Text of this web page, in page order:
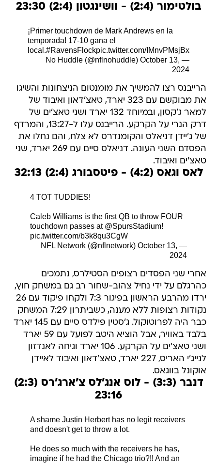
בולטימור (2:4) - וושינגטון (2:4) 23:30
¡Primer touchdown de Mark Andrews en la
temporada! 17-10 gana el
local.#RavensFlockpic.twitter.com/IMnvPMsjBx
— No Huddle (@nflnohuddle)
October 13,
2024
הרייבנס רצו להמשיך את מומנטום הניצחונות והשיגו
את מבוקשם עם 323 יארד, טאצ'דאון ואיבוד של
למאר ג'קסון, ובמיוחד 132 יארד ושני טאצ'ים של
דרק הנרי על הקרקע. הרייבנס עלו ל-13:27, והמרדף
של ג'יידן דניאלס והקומנדרס לא צלח, והם נחלו את
הפסדם השני העונה. דניאלס סיים עם 269 יארד, שני
טאצ'ים ואיבוד.
לאס וגאס (4:2) - פיטסבורג (2:4) 32:13
4 TOT TUDDIES!
Caleb Williams is the first QB to throw FOUR
touchdown passes at @SpursStadium!
pic.twitter.com/b3k8qu3CgW
— NFL Network (@nflnetwork)
October 13,
2024
אחרי שני הפסדים רצופים הסטילרס, נתמכים
כהרגלם על ידי נחיל צהוב-שחור רב גם במשחק חוץ,
ירדו מהרבע הראשון בפיגור 7:3 ולקחו פיקוד עם 26
נקודות רצופות ללא מענה, כשביתרון 7:29 המשחק
כבר היה לפרוטוקול. ג'סטין פילדס סיים עם 145 יארד
בלבד באוויר, אבל הוציא היטב לפועל עם 59 יארד
ושני טאצ'ים על הקרקע. 106 יארד וגיחה לאנדזון
לנייג'י האריס, 227 יארד, טאצ'דאון ואיבוד לאיידן
אוקונל בווגאס.
דנבר (3:3) - לוס אנג'לס צ'ארג'רס (2:3)
23:16
A shame Justin Herbert has no legit receivers
and doesn't get to throw a lot.
He does so much with the receivers he has,
imagine if he had the Chicago trio?!! And an